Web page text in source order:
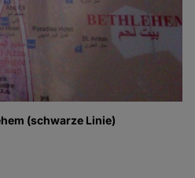
(schwarze Linie)